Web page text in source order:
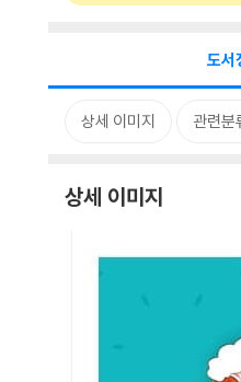
도서
상세 이미지 관련분
상세 이미지